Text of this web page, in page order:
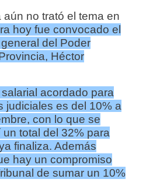
aún no trató el tema en
hoy fue convocado el
del Poder
Héctor
acordado para
judiciales es del 10% a
con lo que se
total del 32% para
finaliza. Además
hay un compromiso
de sumar un 10%